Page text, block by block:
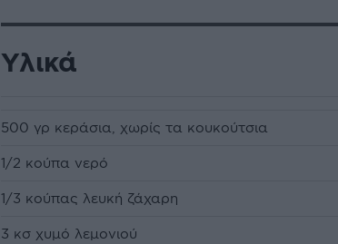
Υλικά
500 γρ κεράσια, χωρίς τα κουκούτσια
1/2 κούπα νερό
1/3 κούπας λευκή ζάχαρη
3 κσ χυμό λεμονιού